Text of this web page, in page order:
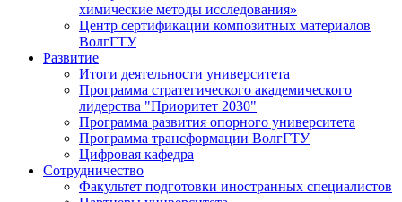
химические методы исследования»
Центр сертификации композитных материалов
ВолгГТУ
Развитие
Итоги деятельности университета
Программа стратегического академического
лидерства "Приоритет 2030"
Программа развития опорного университета
Программа трансформации ВолгГТУ
Цифровая кафедра
Сотрудничество
Факультет подготовки иностранных специалистов